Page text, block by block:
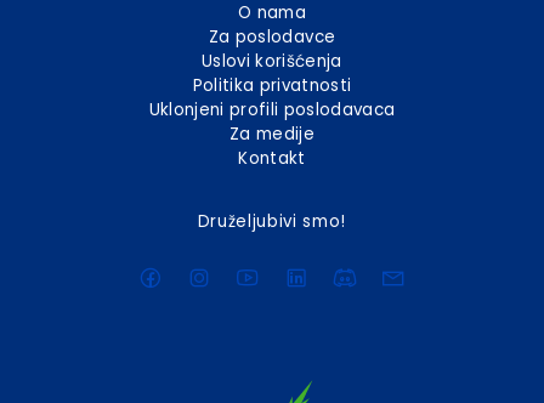
O nama
Za poslodavce
Uslovi korišćenja
Politika privatnosti
Uklonjeni profili poslodavaca
Za medije
Kontakt
Druželjubivi smo!